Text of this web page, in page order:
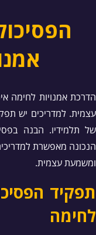
הדרכת אמנויות לחימה
עצמית. למדריכים יש
של תלמידיו. הבנה
הנכונה מאפשרת
ומשמעת עצמית.
תפקיד
לחימה